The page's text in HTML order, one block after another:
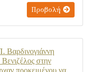
Προβολή
Βαρδινογιάννη
στην
προκειμένου να